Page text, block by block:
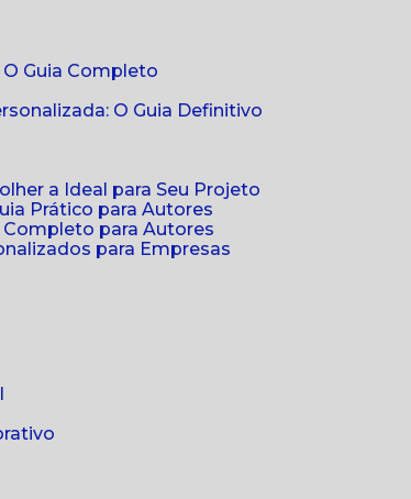
O Guia Completo
O Guia Definitivo
a Ideal para Seu Projeto
Prático para Autores
Completo para Autores
para Empresas